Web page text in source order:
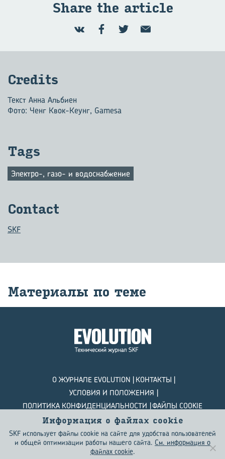
Share the article
Credits
Текст Анна Альбиен
Фото: Ченг Квок-Кеунг, Gamesa
Tags
Электро-, газо- и водоснабжение
Contact
SKF
Ма­те­ри­а­лы по теме
О ЖУРНАЛЕ EVOLUTION
КОНТАКТЫ
УСЛОВИЯ И ПОЛОЖЕНИЯ
ПОЛИТИКА КОНФИДЕНЦИАЛЬНОСТИ
ФАЙЛЫ COOKIE
© SKF Evolution 2026
Информация о файлах сookie
SKF использует файлы cookie на сайте для удобства пользователей
и общей оптимизации работы нашего сайта. См. информация о
файлах сookie.